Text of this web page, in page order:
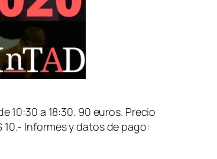
10:30 a 18:30. 90 euros. Precio
10.- Informes y datos de pago: